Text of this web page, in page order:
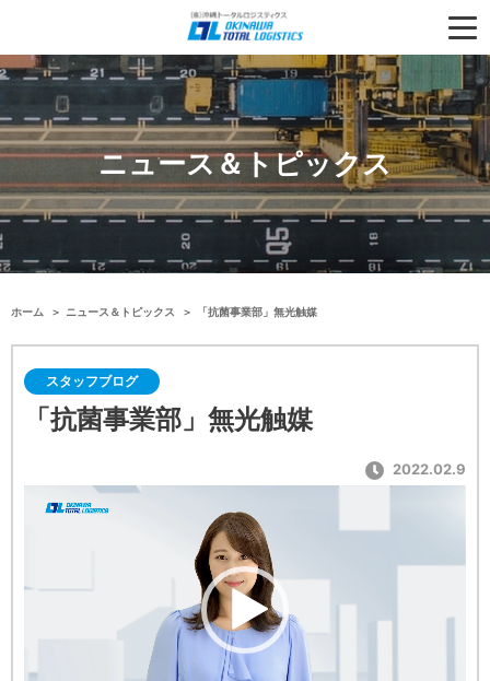
ニュース＆トピックス
ホーム ニュース＆トピックス 「抗菌事業部」無光触媒
スタッフブログ
「抗菌事業部」無光触媒
2022.02.9
レ